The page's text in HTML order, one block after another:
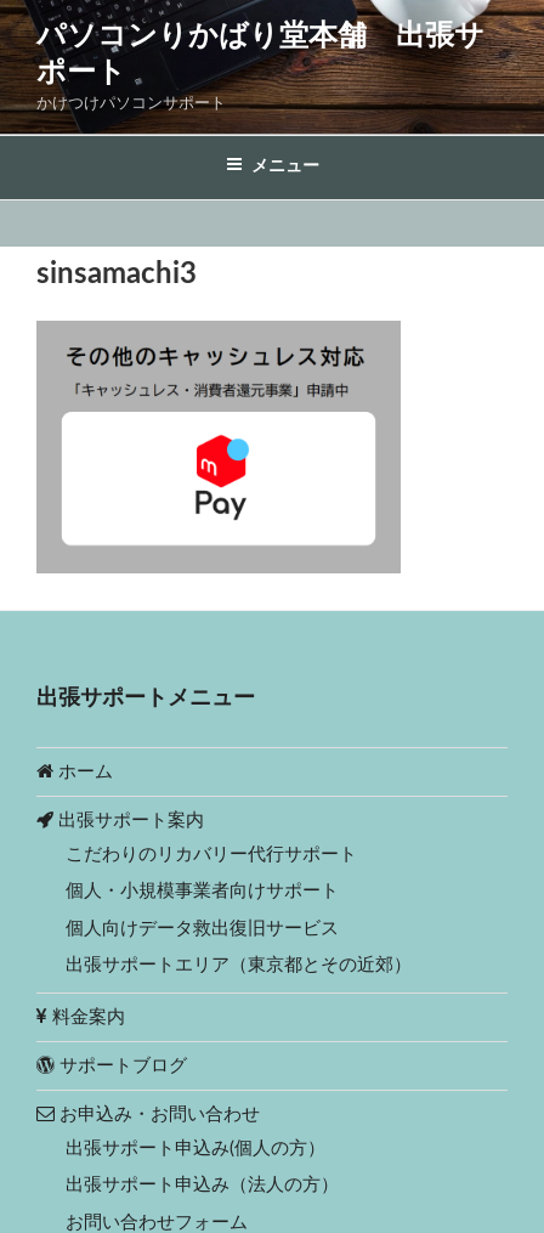
コ
ン
テ
ン
ツ
ッ
パソコンりかばり堂本舗 出張サ
ポート
かけつけパソコンサポート
メニュー
sinsamachi3
出張サポートメニュー
ホーム
出張サポート案内
こだわりのリカバリー代行サポート
個人・小規模事業者向けサポート
個人向けデータ救出復旧サービス
出張サポートエリア（東京都とその近郊）
料金案内
サポートブログ
お申込み・お問い合わせ
出張サポート申込み(個人の方）
出張サポート申込み（法人の方）
お問い合わせフォーム